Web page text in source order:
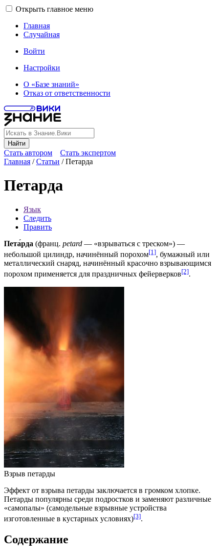
Открыть главное меню
Главная
Случайная
Войти
Настройки
О «Базе знаний»
Отказ от ответственности
Найти
Стать автором
Стать экспертом
Главная /Статьи /Петарда
Петарда
Язык
Следить
Править
Пета́рда (франц. petard — «взрываться с треском») —
небольшой цилиндр, начинённый порохом[1], бумажный или
металлический снаряд, начинённый красочно взрывающимся
порохом применяется для праздничных фейерверков[2].
Взрыв петарды
Эффект от взрыва петарды заключается в громком хлопке.
Петарды популярны среди подростков и заменяют различные
«самопалы» (самодельные взрывные устройства
изготовленные в кустарных условиях)[3].
Содержание